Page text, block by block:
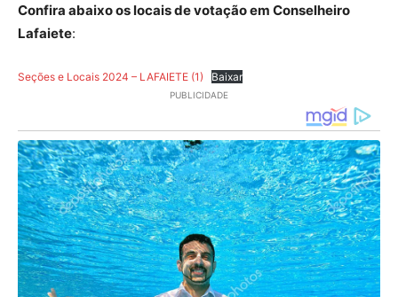
Confira abaixo os locais de votação em Conselheiro
Lafaiete:
Seções e Locais 2024 – LAFAIETE (1) Baixar
PUBLICIDADE